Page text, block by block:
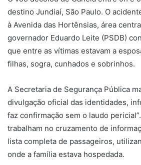
destino Jundiaí, São Paulo. O
à Avenida das Hortênsias, área
governador Eduardo Leite (PSDB)
que entre as vítimas estavam a
filhas, sogra, cunhados e sobrinhos.
A Secretaria de Segurança Pública
divulgação oficial das identidades,
faz confirmação sem o laudo
trabalham no cruzamento de
lista completa de passageiros,
onde a família estava hospedada.